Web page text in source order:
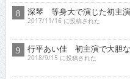
深琴 等身大で演じた初主演
2017/11/16 に投稿された
行平あい佳 初主演で大胆
2018/9/15 に投稿された